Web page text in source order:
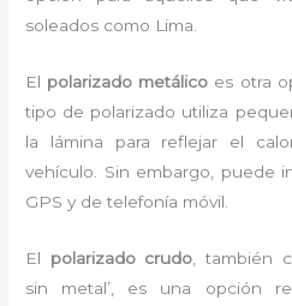
soleados como Lima.
El polarizado metálico es otra
tipo de polarizado utiliza
la lámina para reflejar el
vehículo. Sin embargo, puede
GPS y de telefonía móvil.
El polarizado crudo , también
sin metal’, es una opción